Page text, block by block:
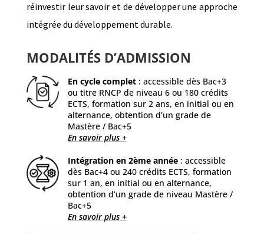
réinvestir leur savoir et de développer une approche
intégrée du développement durable.
MODALITÉS D’ADMISSION
En cycle complet: accessible dès Bac+3
ou titre RNCP de niveau 6 ou 180 crédits
ECTS, formation sur 2 ans, en initial ou en
alternance, obtention d’un grade de
Mastère / Bac+5
En savoir plus +
Intégration en 2ème année: accessible
dès Bac+4 ou 240 crédits ECTS, formation
sur 1 an, en initial ou en alternance,
obtention d’un grade de niveau Mastère /
Bac+5
En savoir plus +